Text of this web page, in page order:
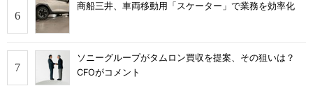
商船三井、車両移動用「スケーター」で業務を効率化
ソニーグループがタムロン買収を提案、その狙いは？
CFOがコメント